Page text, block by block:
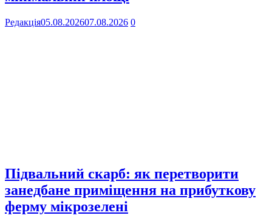
Редакція05.08.202607.08.2026 0
Підвальний скарб: як перетворити
занедбане приміщення на прибуткову
ферму мікрозелені